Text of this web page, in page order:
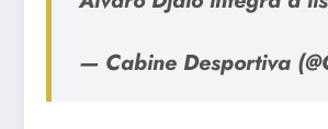
— Cabine Desportiva